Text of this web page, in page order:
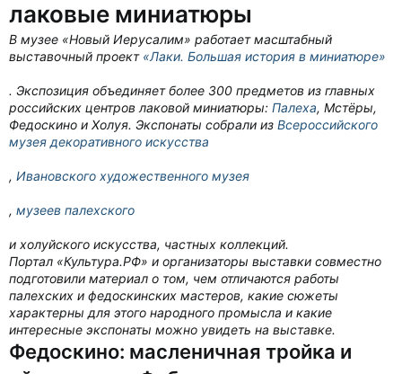
лаковые миниатюры
В музее «Новый Иерусалим» работает масштабный
выставочный проект «Лаки. Большая история в миниатюре»
. Экспозиция объединяет более 300 предметов из главных
российских центров лаковой миниатюры: Палеха, Мстёры,
Федоскино и Холуя. Экспонаты собрали из Всероссийского
музея декоративного искусства
, Ивановского художественного музея
, музеев палехского
и холуйского искусства, частных коллекций.
Портал «Культура.РФ» и организаторы выставки совместно
подготовили материал о том, чем отличаются работы
палехских и федоскинских мастеров, какие сюжеты
характерны для этого народного промысла и какие
интересные экспонаты можно увидеть на выставке.
Федоскино: масленичная тройка и